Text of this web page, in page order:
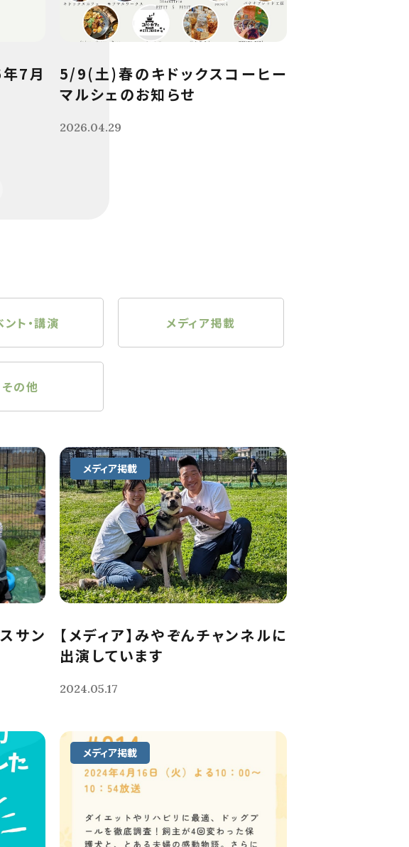
7月
5/9(土)春のキドックスコーヒー
マルシェのお知らせ
2026.04.29
ント・講演 メディア掲載
その他
サン
メディア掲載
【メディア】みやぞんチャンネルに
出演しています
2024.05.17
メディア掲載